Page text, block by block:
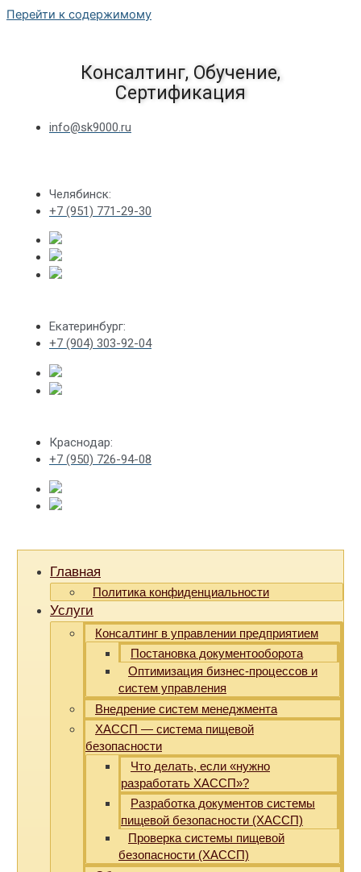
Перейти к содержимому
Консалтинг, Обучение,
Сертификация
info@sk9000.ru
Челябинск:
+7 (951) 771-29-30
Екатеринбург:
+7 (904) 303-92-04
Краснодар:
+7 (950) 726-94-08
Главная
Политика конфиденциальности
Услуги
Консалтинг в управлении предприятием
Постановка документооборота
Оптимизация бизнес-процессов и
систем управления
Внедрение систем менеджмента
ХАССП — система пищевой
безопасности
Что делать, если «нужно
разработать ХАССП»?
Разработка документов системы
пищевой безопасности (ХАССП)
Проверка системы пищевой
безопасности (ХАССП)